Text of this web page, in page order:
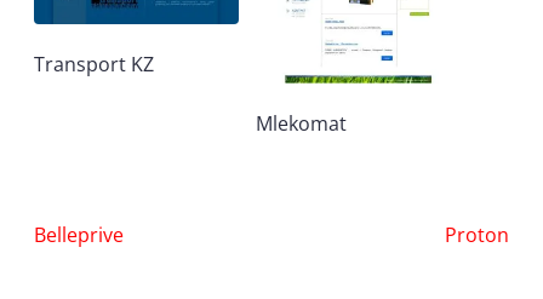
Transport KZ
Mlekomat
Nawigacja
Belleprive Proton